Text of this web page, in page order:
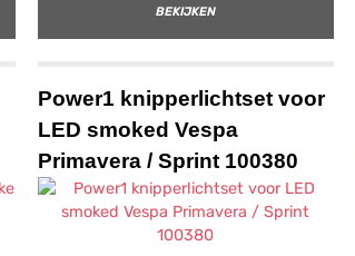
BEKIJKEN
Power1 knipperlichtset voor
LED smoked Vespa
Primavera / Sprint 100380